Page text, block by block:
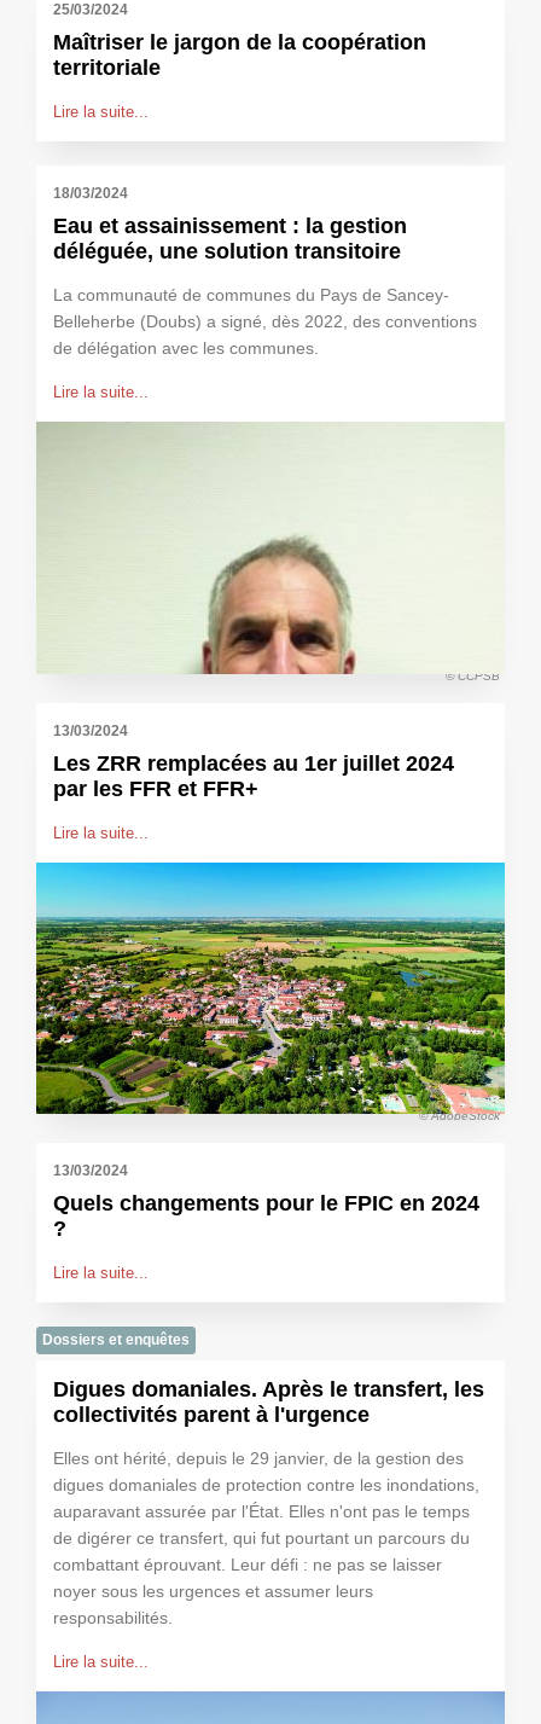
25/03/2024
Maîtriser le jargon de la coopération
territoriale
Lire la suite...
18/03/2024
Eau et assainissement : la gestion
déléguée, une solution transitoire
La communauté de communes du Pays de Sancey-
Belleherbe (Doubs) a signé, dès 2022, des conventions
de délégation avec les communes.
Lire la suite...
© CCPSB
13/03/2024
Les ZRR remplacées au 1er juillet 2024
par les FFR et FFR+
Lire la suite...
© AdobeStock
13/03/2024
Quels changements pour le FPIC en 2024
?
Lire la suite...
Dossiers et enquêtes
Digues domaniales. Après le transfert, les
collectivités parent à l'urgence
Elles ont hérité, depuis le 29 janvier, de la gestion des
digues domaniales de protection contre les inondations,
auparavant assurée par l'État. Elles n'ont pas le temps
de digérer ce transfert, qui fut pourtant un parcours du
combattant éprouvant. Leur défi : ne pas se laisser
noyer sous les urgences et assumer leurs
responsabilités.
Lire la suite...